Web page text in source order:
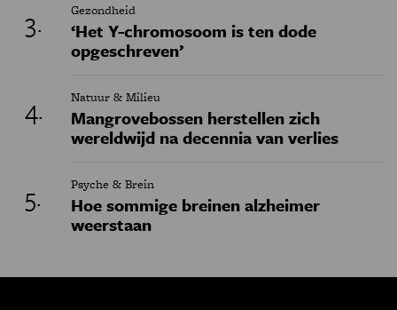
Gezondheid
‘Het Y-chromosoom is ten dode
opgeschreven’
Natuur & Milieu
Mangrovebossen herstellen zich
wereldwijd na decennia van verlies
Psyche & Brein
Hoe sommige breinen alzheimer
weerstaan